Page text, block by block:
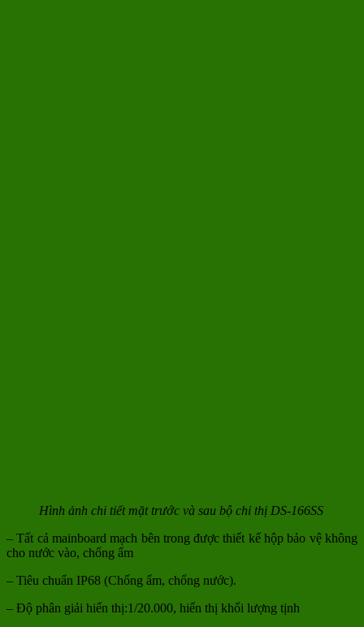
Hình ảnh chi tiết mặt trước và sau bộ chỉ thị DS-166SS
– Tất cả mainboard mạch bên trong được thiết kế hộp bảo vệ không
cho nước vào, chống ẩm
– Tiêu chuẩn IP68 (Chống ẩm, chống nước).
– Độ phân giải hiển thị:1/20.000, hiển thị khối lượng tịnh